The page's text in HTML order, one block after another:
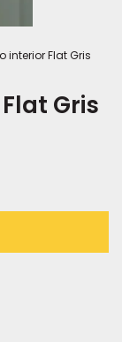
interior Flat Gris
Gris